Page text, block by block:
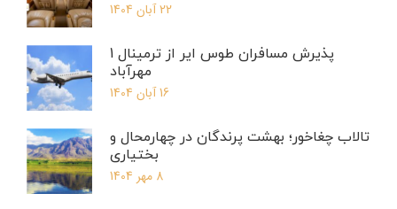
22 آبان 1404
پذیرش مسافران طوس ایر از ترمینال 1
مهرآباد
16 آبان 1404
تالاب چغاخور؛ بهشت پرندگان در چهارمحال و
بختیاری
8 مهر 1404